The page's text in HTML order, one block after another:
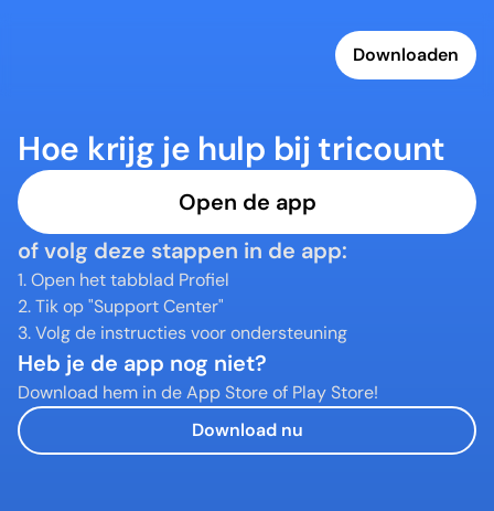
Downloaden
Hoe krijg je hulp bij tricount
Open de app
of volg deze stappen in de app:
1. Open het tabblad Profiel
2. Tik op "Support Center"
3. Volg de instructies voor ondersteuning
Heb je de app nog niet?
Download hem in de App Store of Play Store!
Download nu